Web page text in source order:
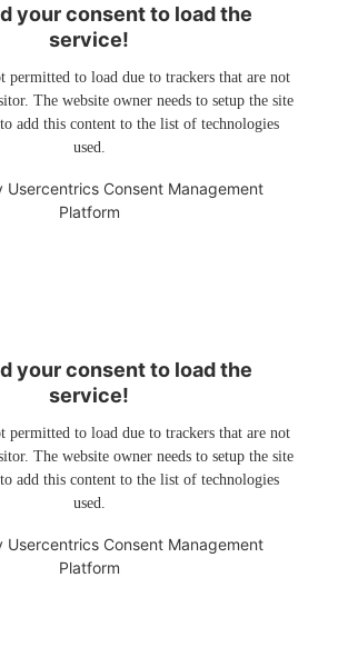
your consent to load the
service!
permitted to load due to trackers that are not
The website owner needs to setup the site
add this content to the list of technologies
used.
Usercentrics Consent Management
Platform
your consent to load the
service!
permitted to load due to trackers that are not
The website owner needs to setup the site
add this content to the list of technologies
used.
Usercentrics Consent Management
Platform